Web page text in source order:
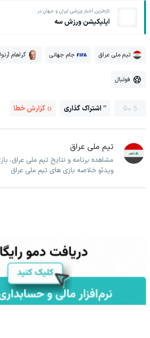
تازه‌ترین اخبار ورزشی ایران و جهان در
اپلیکیشن ورزش سه
تیم ملی عراق جام جهانی گراهام
فوتبال
50 اشتراک گذاری گزارش خطا
تیم ملی عراق
مشاهده برنامه و نتایج تیم ملی عراق،
ویدئو خلاصه بازی های تیم ملی عراق